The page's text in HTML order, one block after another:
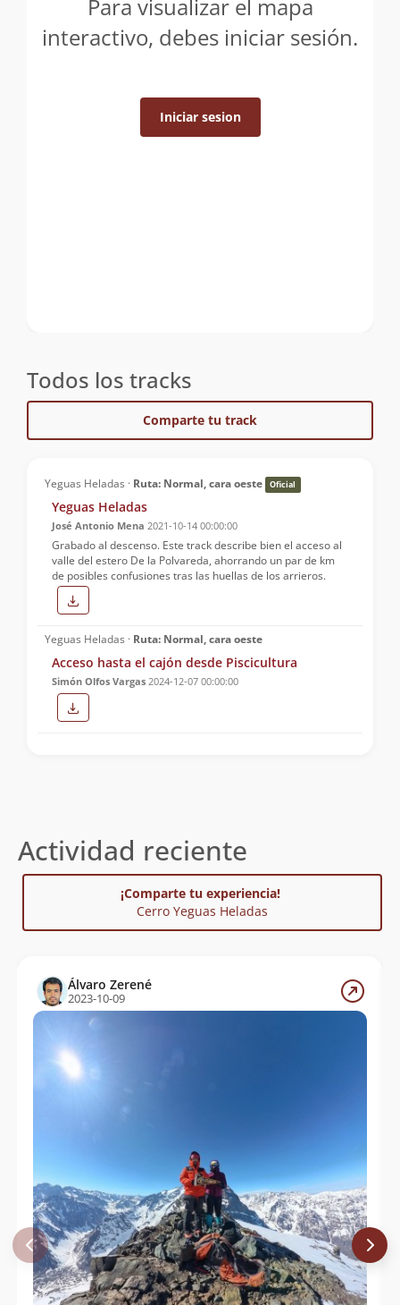
Para visualizar el mapa
interactivo, debes iniciar sesión.
Iniciar sesion
Todos los tracks
Comparte tu track
Yeguas Heladas · Ruta: Normal, cara oeste Oficial
Yeguas Heladas
José Antonio Mena 2021-10-14 00:00:00
Grabado al descenso. Este track describe bien el acceso al
valle del estero De la Polvareda, ahorrando un par de km
de posibles confusiones tras las huellas de los arrieros.
Yeguas Heladas · Ruta: Normal, cara oeste
Acceso hasta el cajón desde Piscicultura
Simón Olfos Vargas 2024-12-07 00:00:00
Actividad reciente
¡Comparte tu experiencia!
Cerro Yeguas Heladas
Álvaro Zerené
2023-10-09